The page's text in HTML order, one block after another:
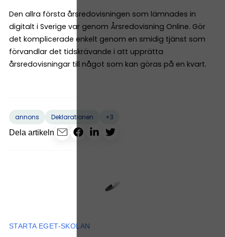
Den allra första årsredovisningen som lämnades in
digitalt i Sverige var genom Årsredovisning Online. Gör
det komplicerade enkelt genom en smidig tjänst som
förvandlar det tidskrävande i att upprätta
årsredovisningar till något som kan göras på en kvart.
annons Deklarationen
+3
Dela artikeln
STARTA EGET-SKOLAN